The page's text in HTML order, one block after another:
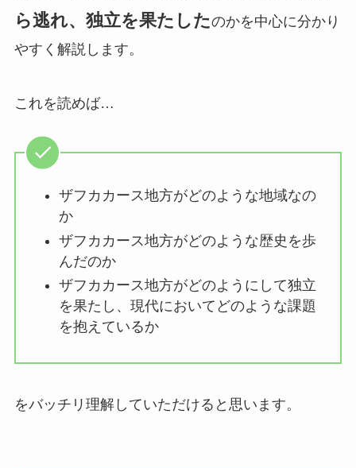
ら逃れ、独立を果たしたのかを中心に分かり
やすく解説します。
これを読めば…
ザフカカース地方がどのような地域なの
か
ザフカカース地方がどのような歴史を歩
んだのか
ザフカカース地方がどのようにして独立
を果たし、現代においてどのような課題
を抱えているか
をバッチリ理解していただけると思います。